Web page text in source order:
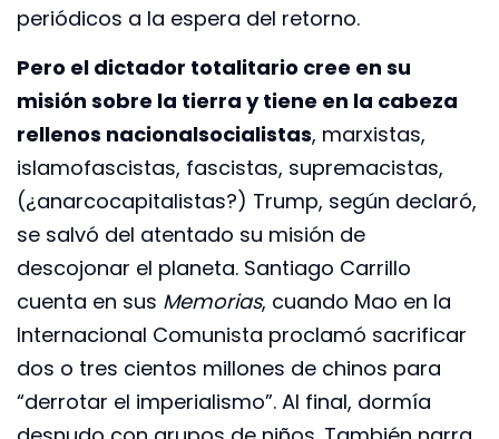
periódicos a la espera del retorno.
Pero el dictador totalitario cree en su
misión sobre la tierra y tiene en la cabeza
rellenos nacionalsocialistas, marxistas,
islamofascistas, fascistas, supremacistas,
(¿anarcocapitalistas?) Trump, según declaró,
se salvó del atentado su misión de
descojonar el planeta. Santiago Carrillo
cuenta en sus Memorias, cuando Mao en la
Internacional Comunista proclamó sacrificar
dos o tres cientos millones de chinos para
“derrotar el imperialismo”. Al final, dormía